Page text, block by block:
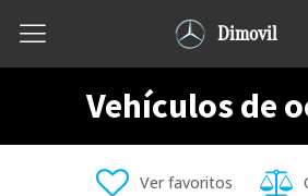
Dimovil
Vehículos de
Ver favoritos